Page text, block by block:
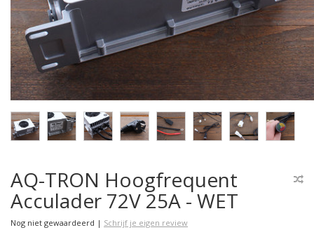
AQ-TRON Hoogfrequent
Acculader 72V 25A - WET
Nog niet gewaardeerd | Schrijf je eigen review